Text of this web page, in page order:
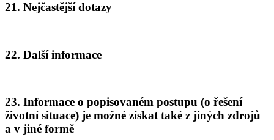
21. Nejčastější dotazy
22. Další informace
23. Informace o popisovaném postupu (o řešení
životní situace) je možné získat také z jiných zdrojů
a v jiné formě